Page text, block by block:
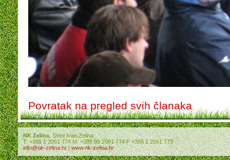
Povratak na pregled svih članaka
NK Zelina, Sveti Ivan Zelina
T: +385 1 2061 774 M: +385 99 2061 774 F +385 1 2061 773
info@nk-zelina.hr|www.nk-zelina.hr